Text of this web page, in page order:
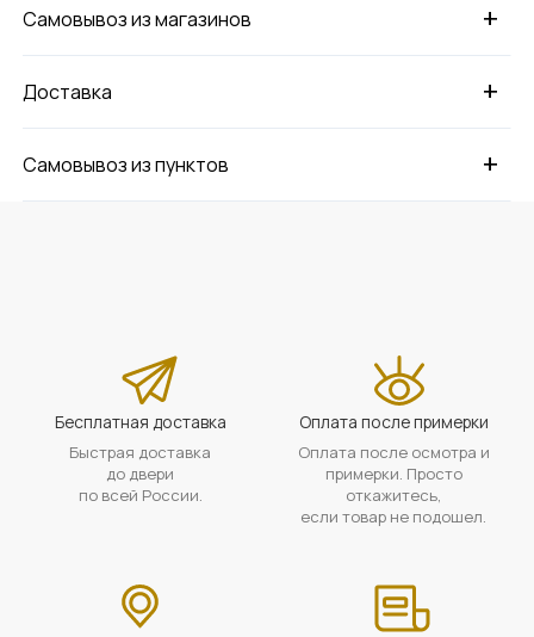
+
Самовывоз из магазинов
+
Доставка
+
Самовывоз из пунктов
Бесплатная доставка
Быстрая доставка
до двери
по всей России.
Оплата после примерки
Оплата после осмотра и
примерки. Просто
откажитесь,
если товар не подошел.